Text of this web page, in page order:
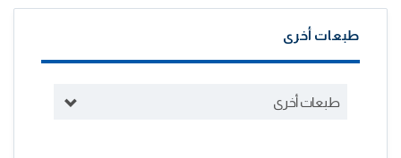
طبعات أخرى
طبعات أخرى